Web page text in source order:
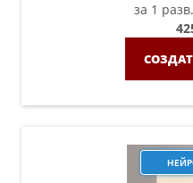
за 1